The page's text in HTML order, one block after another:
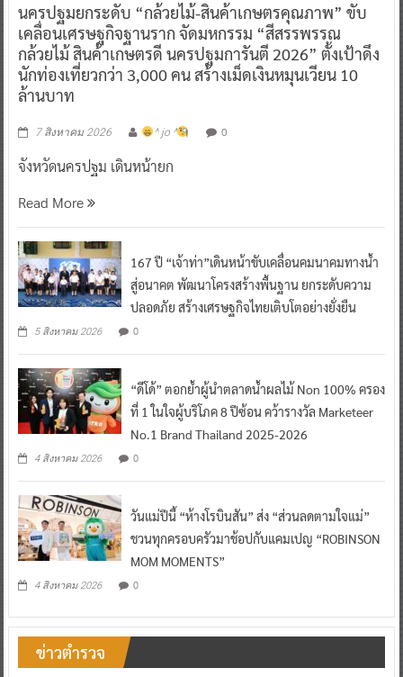
นครปฐมยกระดับ “กล้วยไม้-สินค้าเกษตรคุณภาพ” ขับ
เคลื่อนเศรษฐกิจฐานราก จัดมหกรรม “สีสรรพรรณ
กล้วยไม้ สินค้าเกษตรดี นครปฐมการันตี 2026” ตั้งเป้าดึง
นักท่องเที่ยวกว่า 3,000 คน สร้างเม็ดเงินหมุนเวียน 10
ล้านบาท
7 สิงหาคม 2026 ^ jo ^ 0
จังหวัดนครปฐม เดินหน้ายก
Read More
167 ปี “เจ้าท่า”เดินหน้าขับเคลื่อนคมนาคมทางน้ำ
สู่อนาคต พัฒนาโครงสร้างพื้นฐาน ยกระดับความ
ปลอดภัย สร้างเศรษฐกิจไทยเติบโตอย่างยั่งยืน
5 สิงหาคม 2026 0
“ดีโด้” ตอกย้ำผู้นำตลาดน้ำผลไม้ Non 100% ครอง
ที่ 1 ในใจผู้บริโภค 8 ปีซ้อน คว้ารางวัล Marketeer
No.1 Brand Thailand 2025-2026
4 สิงหาคม 2026 0
วันแม่ปีนี้ “ห้างโรบินสัน” ส่ง “ส่วนลดตามใจแม่”
ชวนทุกครอบครัวมาช้อปกับแคมเปญ “ROBINSON
MOM MOMENTS”
4 สิงหาคม 2026 0
ข่าวตำรวจ